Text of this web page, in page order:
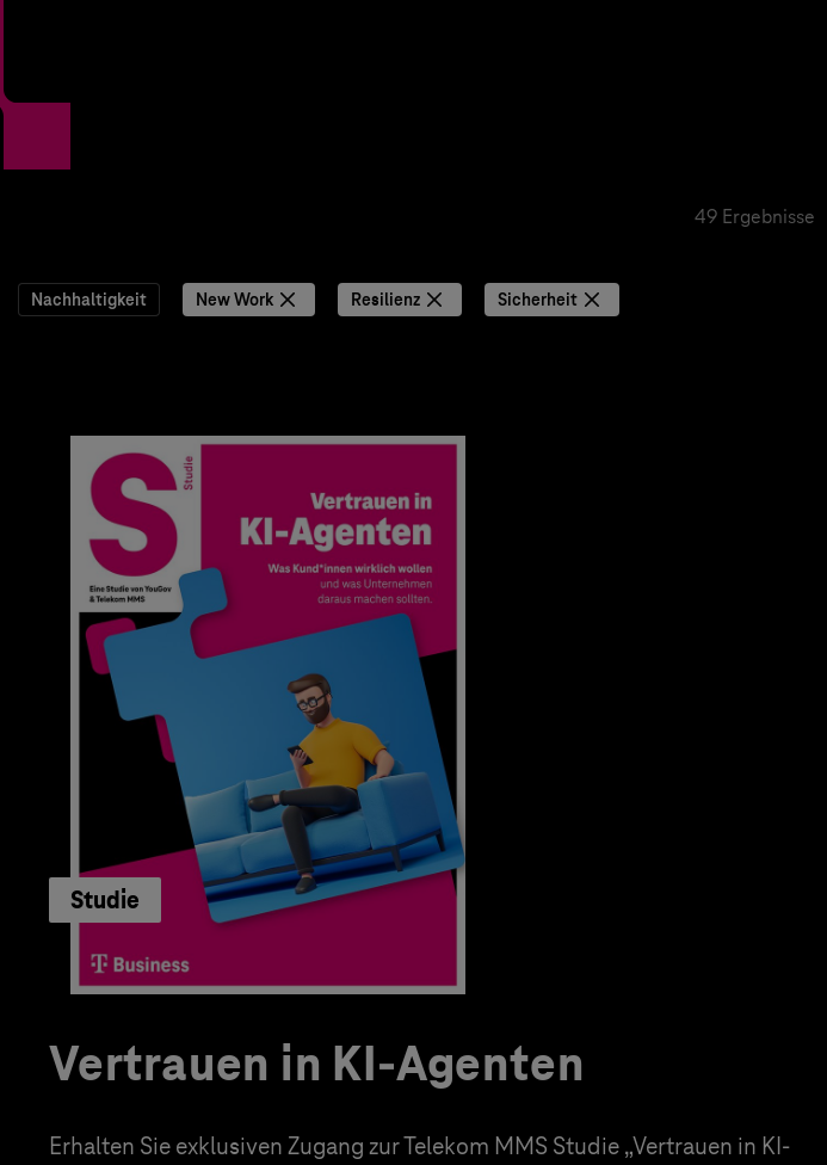
49 Ergebnisse
Nachhaltigkeit New Work Resilienz Sicherheit
Studie
Vertrauen in KI-Agenten
Erhalten Sie exklusiven Zugang zur Telekom MMS Studie „Vertrauen in KI-